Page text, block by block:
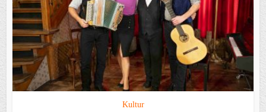
Kultur